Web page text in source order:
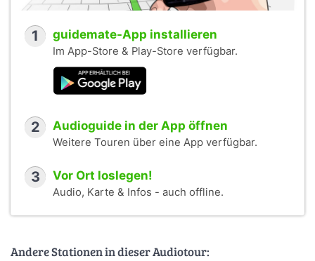
1 guidemate-App installieren
Im App-Store & Play-Store verfügbar.
2 Audioguide in der App öffnen
Weitere Touren über eine App verfügbar.
3 Vor Ort loslegen!
Audio, Karte & Infos - auch offline.
Andere Stationen in dieser Audiotour: